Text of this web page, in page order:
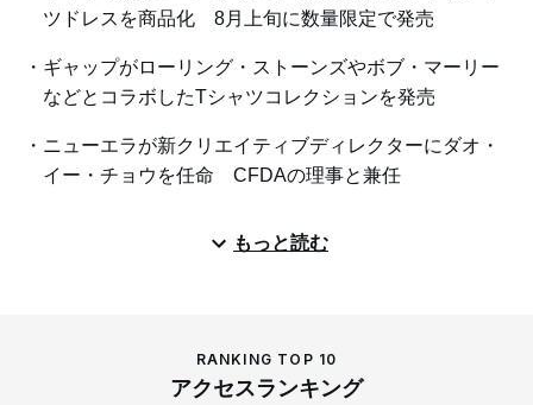
ツドレスを商品化 8月上旬に数量限定で発売
ギャップがローリング・ストーンズやボブ・マーリー
などとコラボしたTシャツコレクションを発売
ニューエラが新クリエイティブディレクターにダオ・
イー・チョウを任命 CFDAの理事と兼任
もっと読む
RANKING TOP 10
アクセスランキング